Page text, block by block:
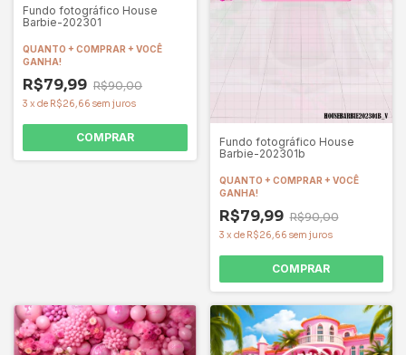
Fundo fotográfico House
Barbie-202301
QUANTO + COMPRAR + VOCÊ
GANHA!
R$79,99 R$90,00
3 x de R$26,66 sem juros
COMPRAR
Fundo fotográfico House
Barbie-202301b
QUANTO + COMPRAR + VOCÊ
GANHA!
R$79,99 R$90,00
3 x de R$26,66 sem juros
COMPRAR